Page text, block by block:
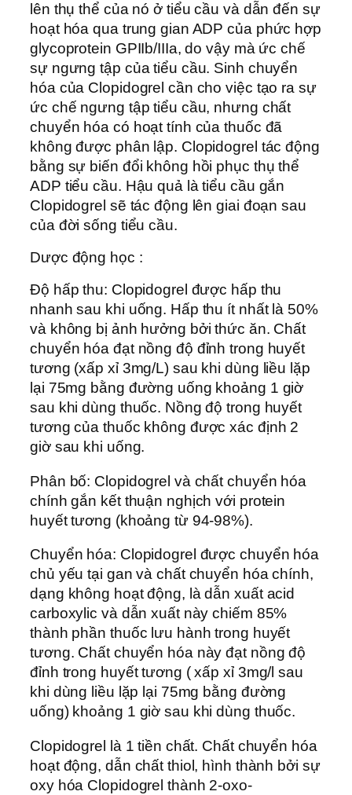
lên thụ thể của nó ở tiểu cầu và dẫn đến sự
hoạt hóa qua trung gian ADP của phức hợp
glycoprotein GPIIb/IIIa, do vậy mà ức chế
sự ngưng tập của tiểu cầu. Sinh chuyển
hóa của Clopidogrel cần cho việc tạo ra sự
ức chế ngưng tập tiểu cầu, nhưng chất
chuyển hóa có hoạt tính của thuốc đã
không được phân lập. Clopidogrel tác động
bằng sự biến đổi không hồi phục thụ thể
ADP tiểu cầu. Hậu quả là tiểu cầu gắn
Clopidogrel sẽ tác động lên giai đoạn sau
của đời sống tiểu cầu.
Dược động học :
Độ hấp thu: Clopidogrel được hấp thu
nhanh sau khi uống. Hấp thu ít nhất là 50%
và không bị ảnh hưởng bởi thức ăn. Chất
chuyển hóa đạt nồng độ đỉnh trong huyết
tương (xấp xỉ 3mg/L) sau khi dùng liều lặp
lại 75mg bằng đường uống khoảng 1 giờ
sau khi dùng thuốc. Nồng độ trong huyết
tương của thuốc không được xác định 2
giờ sau khi uống.
Phân bố: Clopidogrel và chất chuyển hóa
chính gắn kết thuận nghịch với protein
huyết tương (khoảng từ 94-98%).
Chuyển hóa: Clopidogrel được chuyển hóa
chủ yếu tại gan và chất chuyển hóa chính,
dạng không hoạt động, là dẫn xuất acid
carboxylic và dẫn xuất này chiếm 85%
thành phần thuốc lưu hành trong huyết
tương. Chất chuyển hóa này đạt nồng độ
đỉnh trong huyết tương ( xấp xỉ 3mg/l sau
khi dùng liều lặp lại 75mg bằng đường
uống) khoảng 1 giờ sau khi dùng thuốc.
Clopidogrel là 1 tiền chất. Chất chuyển hóa
hoạt động, dẫn chất thiol, hình thành bởi sự
oxy hóa Clopidogrel thành 2-oxo-